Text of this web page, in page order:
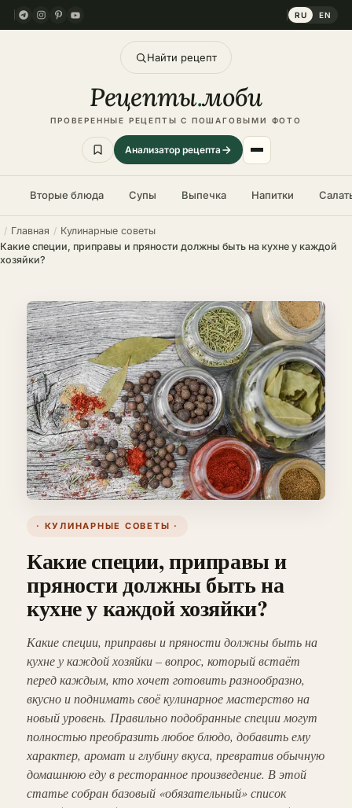
RU EN
Найти рецепт
Рецепты.моби
ПРОВЕРЕННЫЕ РЕЦЕПТЫ С ПОШАГОВЫМИ ФОТО
Анализатор рецепта
Вторые блюда Супы Выпечка Напитки
Главная
Кулинарные советы
Какие специи, приправы и пряности должны быть на кухне у каждой
хозяйки?
· КУЛИНАРНЫЕ СОВЕТЫ ·
Какие специи, приправы и
пряности должны быть на
кухне у каждой хозяйки?
Какие специи, приправы и пряности должны быть на
кухне у каждой хозяйки – вопрос, который встаёт
перед каждым, кто хочет готовить разнообразно,
вкусно и поднимать своё кулинарное мастерство на
новый уровень. Правильно подобранные специи могут
полностью преобразить любое блюдо, добавить ему
характер, аромат и глубину вкуса, превратив обычную
домашнюю еду в ресторанное произведение. В этой
статье собран базовый «обязательный» список